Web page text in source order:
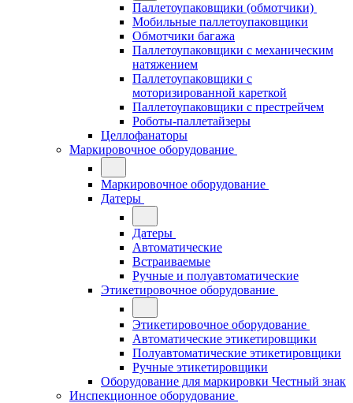
Паллетоупаковщики (обмотчики)
Мобильные паллетоупаковщики
Обмотчики багажа
Паллетоупаковщики с механическим
натяжением
Паллетоупаковщики с
моторизированной кареткой
Паллетоупаковщики с престрейчем
Роботы-паллетайзеры
Целлофанаторы
Маркировочное оборудование
Маркировочное оборудование
Датеры
Датеры
Автоматические
Встраиваемые
Ручные и полуавтоматические
Этикетировочное оборудование
Этикетировочное оборудование
Автоматические этикетировщики
Полуавтоматические этикетировщики
Ручные этикетировщики
Оборудование для маркировки Честный знак
Инспекционное оборудование